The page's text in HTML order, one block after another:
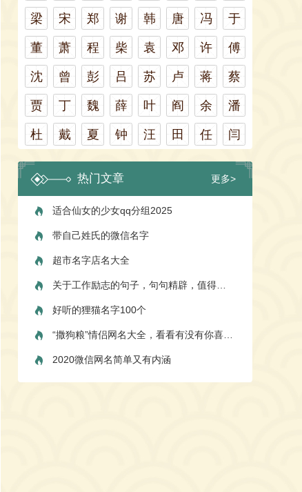
梁 宋 郑 谢 韩 唐 冯 于
董 萧 程 柴 袁 邓 许 傅
沈 曾 彭 吕 苏 卢 蒋 蔡
贾 丁 魏 薛 叶 阎 余 潘
杜 戴 夏 钟 汪 田 任 闫
热门文章 更多>
适合仙女的少女qq分组2025
带自己姓氏的微信名字
超市名字店名大全
关于工作励志的句子，句句精辟，值得收藏
好听的狸猫名字100个
“撒狗粮”情侣网名大全，看看有没有你喜欢的
2020微信网名简单又有内涵